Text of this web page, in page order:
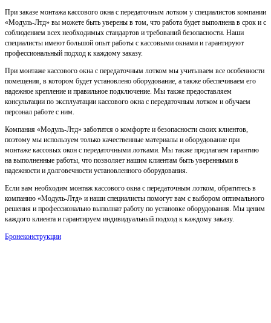
При заказе монтажа кассового окна с передаточным лотком у специалистов компании
«Модуль-Лтд» вы можете быть уверены в том, что работа будет выполнена в срок и с
соблюдением всех необходимых стандартов и требований безопасности. Наши
специалисты имеют большой опыт работы с кассовыми окнами и гарантируют
профессиональный подход к каждому заказу.
При монтаже кассового окна с передаточным лотком мы учитываем все особенности
помещения, в котором будет установлено оборудование, а также обеспечиваем его
надежное крепление и правильное подключение. Мы также предоставляем
консультации по эксплуатации кассового окна с передаточным лотком и обучаем
персонал работе с ним.
Компания «Модуль-Лтд» заботится о комфорте и безопасности своих клиентов,
поэтому мы используем только качественные материалы и оборудование при
монтаже кассовых окон с передаточными лотками. Мы также предлагаем гарантию
на выполненные работы, что позволяет нашим клиентам быть уверенными в
надежности и долговечности установленного оборудования.
Если вам необходим монтаж кассового окна с передаточным лотком, обратитесь в
компанию «Модуль-Лтд» и наши специалисты помогут вам с выбором оптимального
решения и профессионально выполнат работу по установке оборудования. Мы ценим
каждого клиента и гарантируем индивидуальный подход к каждому заказу.
Бронеконструкции